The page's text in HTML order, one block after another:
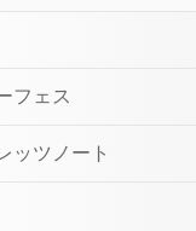
フェス
ッツノート